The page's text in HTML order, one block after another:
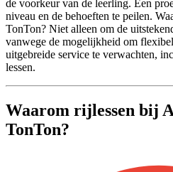
de voorkeur van de leerling. Een
niveau en de behoeften te peilen.
TonTon? Niet alleen om de
vanwege de mogelijkheid om
uitgebreide service te verwachten,
lessen.
Waarom rijlessen bij
TonTon?